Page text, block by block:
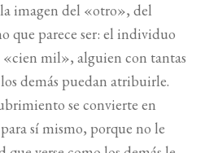
imagen del «otro», del
que parece ser: el individuo
mil», alguien con tantas
demás puedan atribuirle.
se convierte en
sí mismo, porque no le